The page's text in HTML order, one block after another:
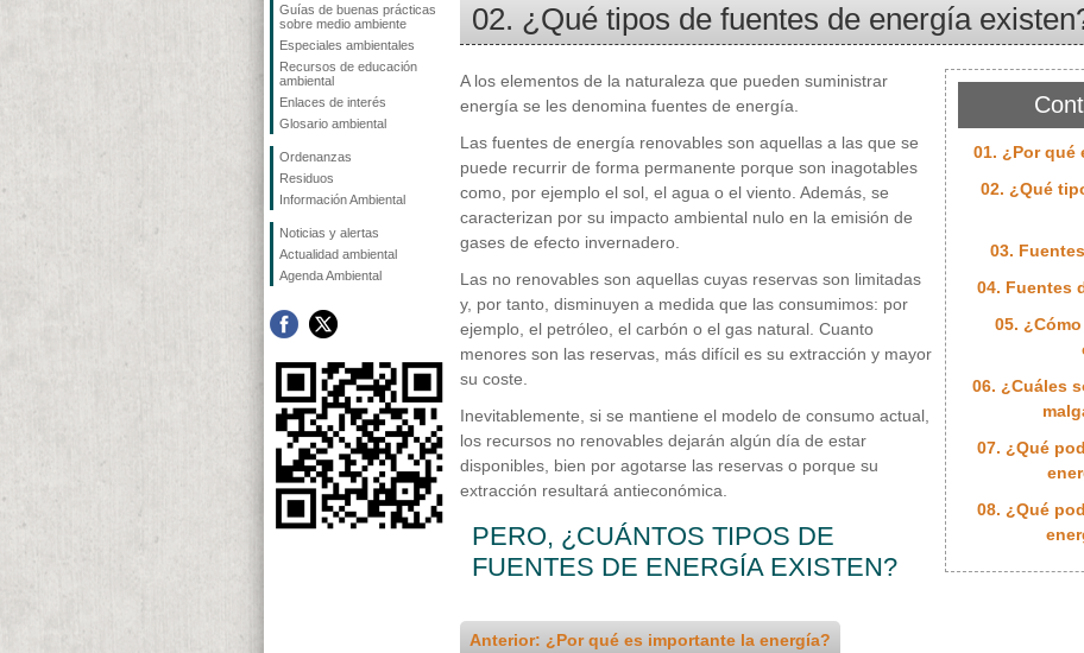
Guías de buenas prácticas
sobre medio ambiente
Especiales ambientales
Recursos de educación
ambiental
Enlaces de interés
Glosario ambiental
Ordenanzas
Residuos
Información Ambiental
Noticias y alertas
Actualidad ambiental
Agenda Ambiental
02. ¿Qué tipos de fuentes de energía
01. ¿Por qué
02. ¿Qué
03.
04. Fuentes
05.
06. ¿Cuáles
07. ¿Qué
08. ¿Qué
A los elementos de la naturaleza que pueden suministrar
energía se les denomina fuentes de energía.
Las fuentes de energía renovables son aquellas a las que se
puede recurrir de forma permanente porque son inagotables
como, por ejemplo el sol, el agua o el viento. Además, se
caracterizan por su impacto ambiental nulo en la emisión de
gases de efecto invernadero.
Las no renovables son aquellas cuyas reservas son limitadas
y, por tanto, disminuyen a medida que las consumimos: por
ejemplo, el petróleo, el carbón o el gas natural. Cuanto
menores son las reservas, más difícil es su extracción y mayor
su coste.
Inevitablemente, si se mantiene el modelo de consumo actual,
los recursos no renovables dejarán algún día de estar
disponibles, bien por agotarse las reservas o porque su
extracción resultará antieconómica.
PERO, ¿CUÁNTOS TIPOS DE
FUENTES DE ENERGÍA EXISTEN?
Anterior: ¿Por qué es importante la energía?